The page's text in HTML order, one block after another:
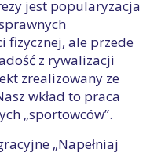
jest popularyzacja
fizycznej, ale przede
z rywalizacji
zrealizowany ze
wkład to praca
„sportowców”.
„Napełniaj